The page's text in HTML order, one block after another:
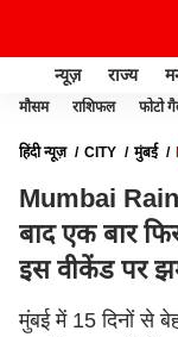
न्यूज़ राज्य
मौसम राशिफल फोटो
हिंदी न्यूज़ CITY मुंबई
Mumbai
बाद एक बार
इस वीकेंड पर
मुंबई में 15 दिनों से